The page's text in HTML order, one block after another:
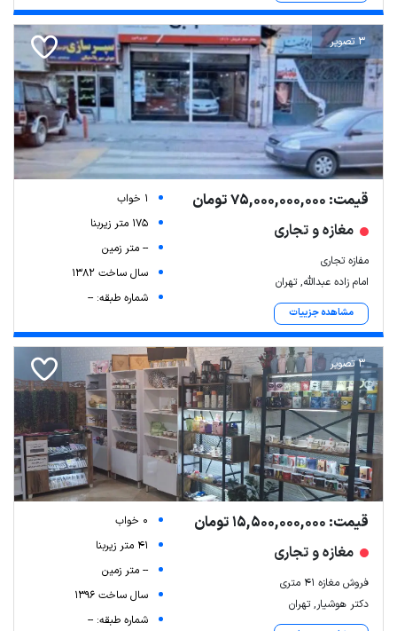
3 تصویر
قیمت: 75,000,000,000 تومان
مغازه و تجاری
مفازه تجاری
امام زاده عبدالله, تهران
مشاهده جزییات
1 خواب
175 متر زیربنا
-- متر زمین
سال ساخت 1382
شماره طبقه: --
3 تصویر
قیمت: 15,500,000,000 تومان
مغازه و تجاری
فروش مغازه ۴۱ متری
دکتر هوشیار, تهران
0 خواب
41 متر زیربنا
-- متر زمین
سال ساخت 1396
شماره طبقه: --